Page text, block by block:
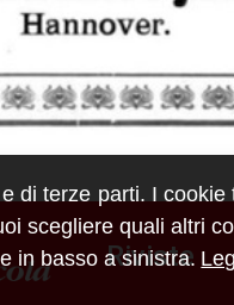
Riviste
di terze parti. I
scegliere quali altri
in basso a sinistra.